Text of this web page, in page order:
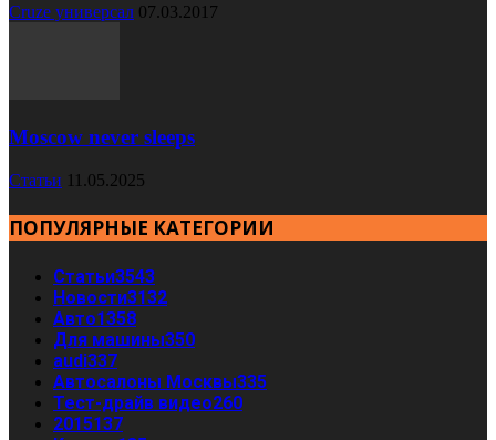
Cruze универсал 07.03.2017
Moscow never sleeps
Статьи 11.05.2025
ПОПУЛЯРНЫЕ КАТЕГОРИИ
Статьи3543
Новости3132
Авто1358
Для машины350
audi337
Автосалоны Москвы335
Тест-драйв видео260
2015137